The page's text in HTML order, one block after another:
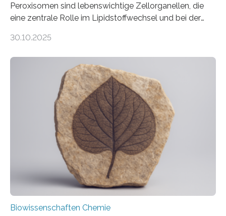
Peroxisomen sind lebenswichtige Zellorganellen, die
eine zentrale Rolle im Lipidstoffwechsel und bei der
erfüllen können, müssen zahlreiche Enzyme präzise in
der Ruhr-Universität Bochum um Prof. Dr. Ralf Erdmann
und Dr. Ismaila Francis Yusuf hat nun einen bislang
unbekannten Qualitätskontrollmechanismus des
peroxisomalen Proteintransports in der Bäckerhefe
Saccharomyces cerevisiae entdeckt, der für die
Funktionsfähigkeit der Organellen entscheidend ist. Die
Studie wurde am 28. Oktober 2025 in der
Fachzeitschrift…
30.10.2025
Biowissenschaften Chemie